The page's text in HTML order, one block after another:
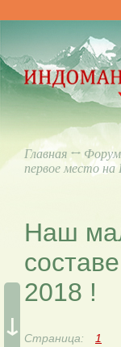
Главная ↔
первое место на
↓
Наш
2018 !
Страница: 1